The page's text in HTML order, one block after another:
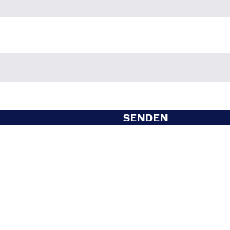
SENDEN